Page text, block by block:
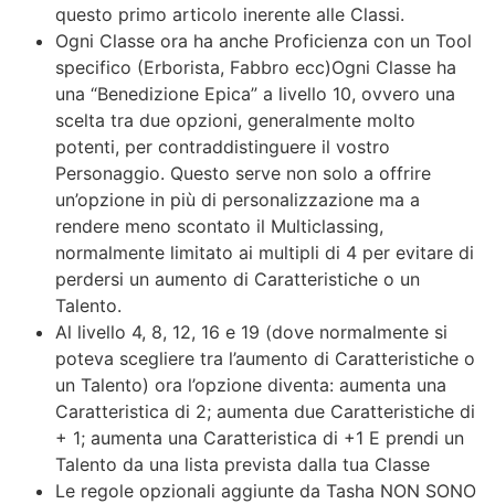
questo primo articolo inerente alle Classi.
Ogni Classe ora ha anche Proficienza con un Tool
specifico (Erborista, Fabbro ecc)Ogni Classe ha
una “Benedizione Epica” a livello 10, ovvero una
scelta tra due opzioni, generalmente molto
potenti, per contraddistinguere il vostro
Personaggio. Questo serve non solo a offrire
un’opzione in più di personalizzazione ma a
rendere meno scontato il Multiclassing,
normalmente limitato ai multipli di 4 per evitare di
perdersi un aumento di Caratteristiche o un
Talento.
Al livello 4, 8, 12, 16 e 19 (dove normalmente si
poteva scegliere tra l’aumento di Caratteristiche o
un Talento) ora l’opzione diventa: aumenta una
Caratteristica di 2; aumenta due Caratteristiche di
+ 1; aumenta una Caratteristica di +1 E prendi un
Talento da una lista prevista dalla tua Classe
Le regole opzionali aggiunte da Tasha NON SONO